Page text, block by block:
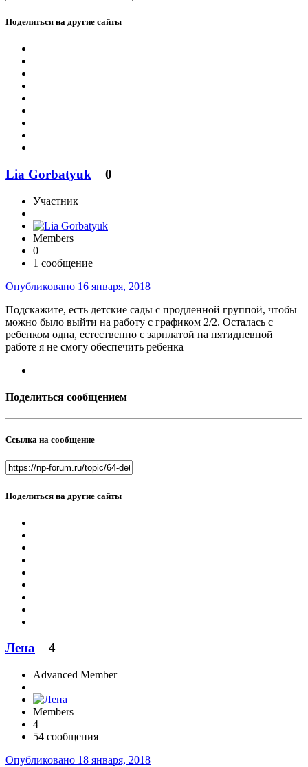
Поделиться на другие сайты
Lia Gorbatyuk 0
Участник
Members
0
1 сообщение
Опубликовано 16 января, 2018
Подскажите, есть детские сады с продленной группой, чтобы
можно было выйти на работу с графиком 2/2. Осталась с
ребенком одна, естественно с зарплатой на пятидневной
работе я не смогу обеспечить ребенка
Поделиться сообщением
Ссылка на сообщение
Поделиться на другие сайты
Лена 4
Advanced Member
Members
4
54 сообщения
Опубликовано 18 января, 2018